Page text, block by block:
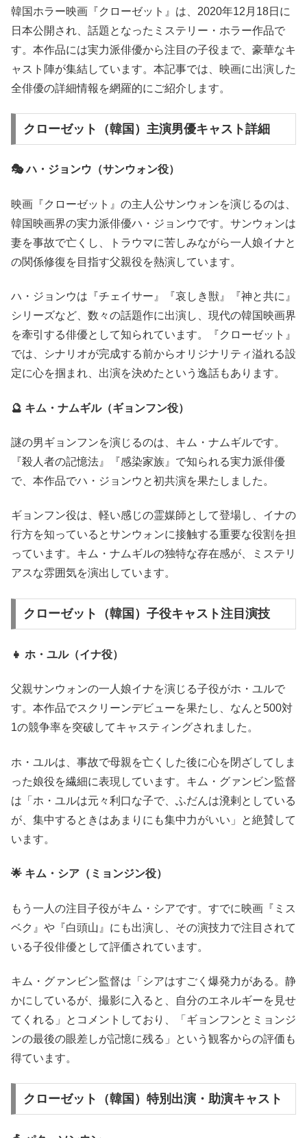
韓国ホラー映画『クローゼット』は、2020年12月18日に
日本公開され、話題となったミステリー・ホラー作品で
す。本作品には実力派俳優から注目の子役まで、豪華なキ
ャスト陣が集結しています。本記事では、映画に出演した
全俳優の詳細情報を網羅的にご紹介します。
クローゼット（韓国）主演男優キャスト詳細
🎭 ハ・ジョンウ（サンウォン役）
映画『クローゼット』の主人公サンウォンを演じるのは、
韓国映画界の実力派俳優ハ・ジョンウです。サンウォンは
妻を事故で亡くし、トラウマに苦しみながら一人娘イナと
の関係修復を目指す父親役を熱演しています。
ハ・ジョンウは『チェイサー』『哀しき獣』『神と共に』
シリーズなど、数々の話題作に出演し、現代の韓国映画界
を牽引する俳優として知られています。『クローゼット』
では、シナリオが完成する前からオリジナリティ溢れる設
定に心を掴まれ、出演を決めたという逸話もあります。
🔮 キム・ナムギル（ギョンフン役）
謎の男ギョンフンを演じるのは、キム・ナムギルです。
『殺人者の記憶法』『感染家族』で知られる実力派俳優
で、本作品でハ・ジョンウと初共演を果たしました。
ギョンフン役は、軽い感じの霊媒師として登場し、イナの
行方を知っているとサンウォンに接触する重要な役割を担
っています。キム・ナムギルの独特な存在感が、ミステリ
アスな雰囲気を演出しています。
クローゼット（韓国）子役キャスト注目演技
👧 ホ・ユル（イナ役）
父親サンウォンの一人娘イナを演じる子役がホ・ユルで
す。本作品でスクリーンデビューを果たし、なんと500対
1の競争率を突破してキャスティングされました。
ホ・ユルは、事故で母親を亡くした後に心を閉ざしてしま
った娘役を繊細に表現しています。キム・グァンビン監督
は「ホ・ユルは元々利口な子で、ふだんは溌剌としている
が、集中するときはあまりにも集中力がいい」と絶賛して
います。
🌟 キム・シア（ミョンジン役）
もう一人の注目子役がキム・シアです。すでに映画『ミス
ベク』や『白頭山』にも出演し、その演技力で注目されて
いる子役俳優として評価されています。
キム・グァンビン監督は「シアはすごく爆発力がある。静
かにしているが、撮影に入ると、自分のエネルギーを見せ
てくれる」とコメントしており、「ギョンフンとミョンジ
ンの最後の眼差しが記憶に残る」という観客からの評価も
得ています。
クローゼット（韓国）特別出演・助演キャスト